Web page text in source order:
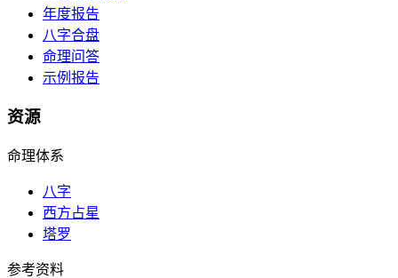
年度报告
八字合盘
命理问答
示例报告
资源
命理体系
八字
西方占星
塔罗
参考资料